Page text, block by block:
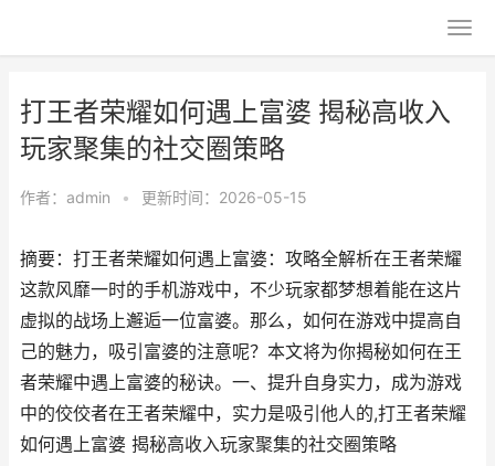
打王者荣耀如何遇上富婆 揭秘高收入
玩家聚集的社交圈策略
作者： admin • 更新时间：2026-05-15
摘要：打王者荣耀如何遇上富婆：攻略全解析在王者荣耀
这款风靡一时的手机游戏中，不少玩家都梦想着能在这片
虚拟的战场上邂逅一位富婆。那么，如何在游戏中提高自
己的魅力，吸引富婆的注意呢？本文将为你揭秘如何在王
者荣耀中遇上富婆的秘诀。一、提升自身实力，成为游戏
中的佼佼者在王者荣耀中，实力是吸引他人的,打王者荣耀
如何遇上富婆 揭秘高收入玩家聚集的社交圈策略